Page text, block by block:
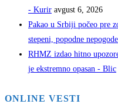
- Kurir avgust 6, 2026
Pakao u Srbiji počeo pre
stepeni, popodne
RHMZ izdao hitno
je ekstremno opasan - Blic
ONLINE VESTI